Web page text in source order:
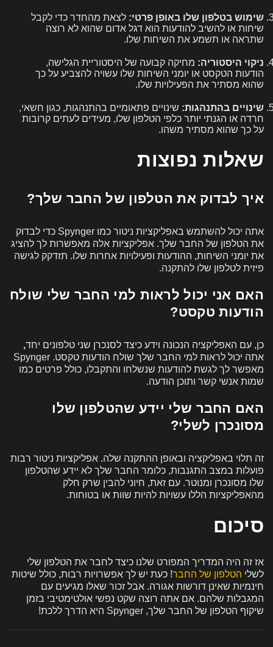
שימוש בטלפון שלו באופן פרטי: לצאת מהחדר כדי לקבל
שיחות או להשיב להודעות הוא דגל אדום שהוא לא רוצה
שתראה או תשמע את השיחות שלו.
ניקוי היסטוריה: מחיקה קבועה של היסטוריית הגלישה,
הודעות הטקסט או יומני השיחות שלו עשויה להצביע על כך
שהוא מסתיר את הפעילויות שלו.
שינויים בהתנהגות: שינויים פתאומיים בהתנהגות, כגון חשאי,
חרדה או הגנתי יותר כלפי הטלפון שלו, מעידים לעתים קרובות
על כך שהוא מסתיר משהו.
שאלות נפוצות
איך לבדוק את הטלפון של החבר שלך?
אתה יכול להשתמש באפליקציות ניטור כמו Spynger כדי לבדוק
את הטלפון של החבר שלך. אפליקציות אלה מאפשרות לך להציג
את יומני השיחות, ההודעות ופעילויות אחרות שלו. תזדקק לגישה
פיזית לטלפון שלו להתקנה.
האם אני יכול לראות למי החבר שלי שולח
הודעות טקסט?
כן, עם האפליקציה הנכונה וידע כיצד לסנכרן שני טלפונים יחד,
אתה יכול לראות למי החבר שלך שולח הודעות טקסט. Spynger
מאפשר לך לגשת להודעות שנשלחו והתקבלו, כולל פרטים כמו
שמות אנשי קשר ותוכן הודעה.
האם החבר שלי יידע שהטלפון שלו
מסונכרן לשלי?
זה תלוי באפליקציה ובאופן ההתקנה שלה. אפליקציות ניטור רבות
פועלות במצב התגנבות, כלומר החבר שלך לא יידע שהטלפון
שלו מסונכרן ומנוטר. עם זאת, חיוני להבין שרק חלק
מהאפליקציות הללו עשויות להיות שוות או בטוחות.
סיכום
אז זה היה המדריך המפורט שלנו כיצד לחבר את הטלפון שלי
לשלי הטלפון של החבר! כעת יש לך אפשרויות רבות, כולל שיטות
חינמיות שאינן דורשות אגורה. אבל זכור שאלו מגיעים עם
המגבלות שלהם. אם אתה רוצה שקט נפשי אולטימטיבי בזמן
שיקוף הטלפון של החבר שלך, Spynger היא הדרך ללכת!